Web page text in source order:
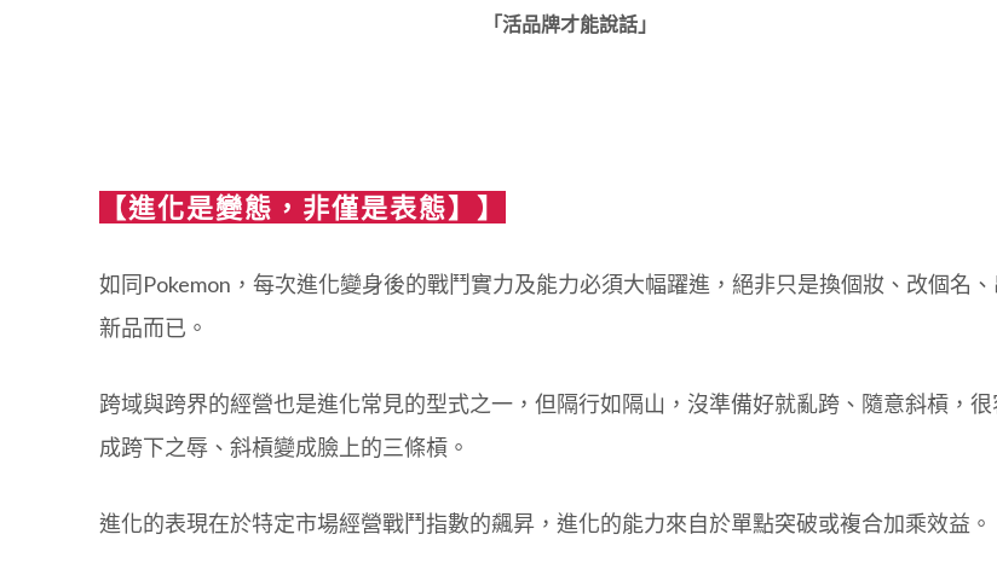
「活品牌才能說話」
【進化是變態，非僅是表態】 】
如同Pokemon，每次進化變身後的戰鬥實力及能力必須大幅躍進，絕非只是換個妝、改個名
新品而已。
跨域與跨界的經營也是進化常見的型式之一，但隔行如隔山，沒準備好就亂跨、隨意斜槓，很
成跨下之辱、斜槓變成臉上的三條槓。
進化的表現在於特定市場經營戰鬥指數的飆昇，進化的能力來自於單點突破或複合加乘效益。